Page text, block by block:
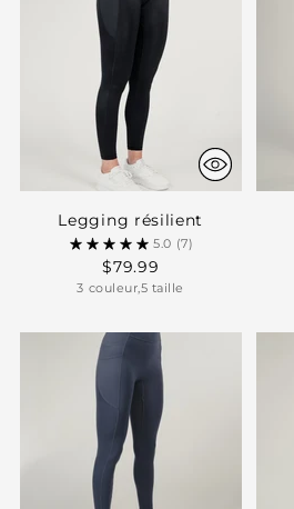
Legging résilient
5.0 (7)
$79.99
3 couleur,5 taille